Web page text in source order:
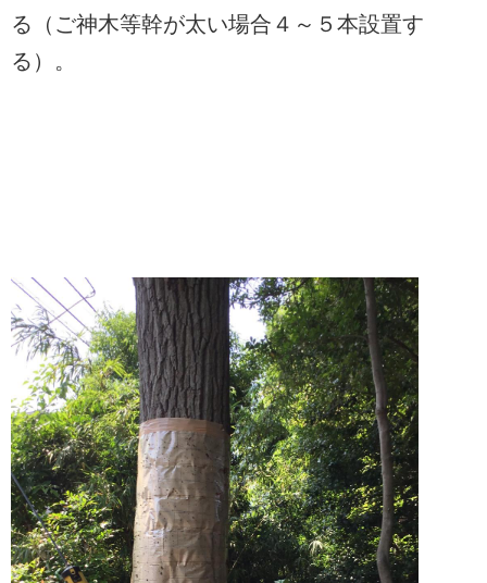
る（ご神木等幹が太い場合４～５本設置す
る）。